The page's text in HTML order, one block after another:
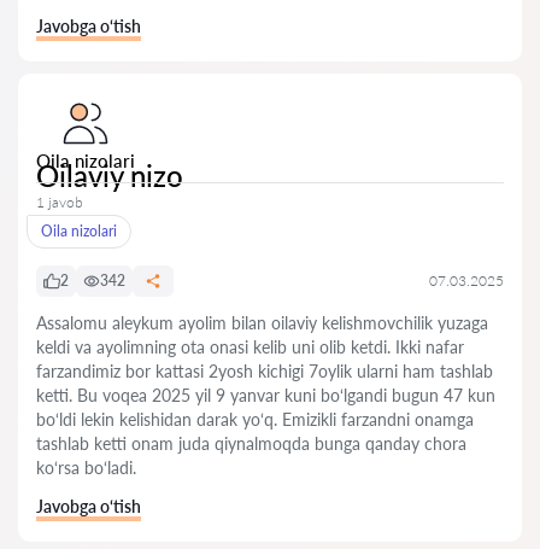
Javobga o‘tish
Oila nizolari
Oilaviy nizo
1 javob
Oila nizolari
2 342 07.03.2025
Assalomu aleykum ayolim bilan oilaviy kelishmovchilik yuzaga
keldi va ayolimning ota onasi kelib uni olib ketdi. Ikki nafar
farzandimiz bor kattasi 2yosh kichigi 7oylik ularni ham tashlab
ketti. Bu voqea 2025 yil 9 yanvar kuni bo‘lgandi bugun 47 kun
bo‘ldi lekin kelishidan darak yo‘q. Emizikli farzandni onamga
tashlab ketti onam juda qiynalmoqda bunga qanday chora
ko‘rsa bo‘ladi.
Javobga o‘tish